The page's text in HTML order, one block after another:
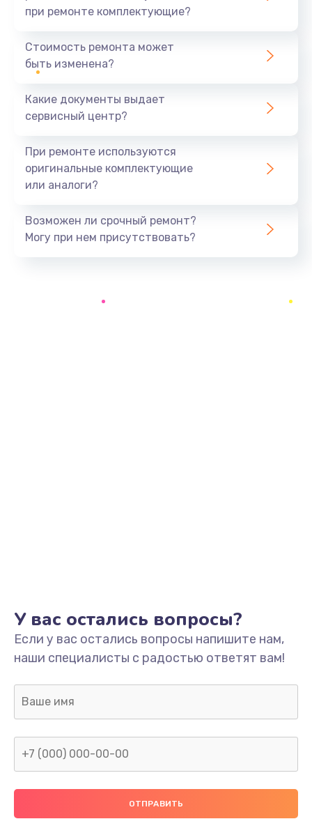
1950 руб.
Замена дренажа
Ремонт ТЭНа
Заказать
Замена мультиклапана
3000 руб.
Заказать
Ремонт двигателя кофемолки
1000 руб.
при ремонте комплектующие?
Стоимость ремонта может
быть изменена?
Какие документы выдает
сервисный центр?
При ремонте используются
оригинальные комплектующие
или аналоги?
Возможен ли срочный ремонт?
Могу при нем присутствовать?
У вас остались вопросы?
Если у вас остались вопросы напишите нам,
наши специалисты с радостью ответят вам!